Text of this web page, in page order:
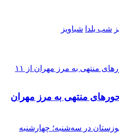
شب یلدا شباویز
منتهی به مرز مهران